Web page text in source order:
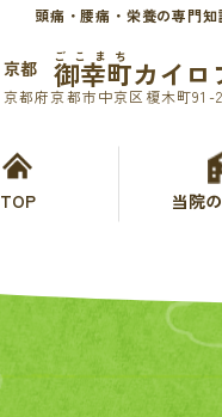
頭痛・腰痛・栄養の専門
京都
ごこまち
御幸町カイロ
京都府京都市中京区榎木町91-
TOP 当院